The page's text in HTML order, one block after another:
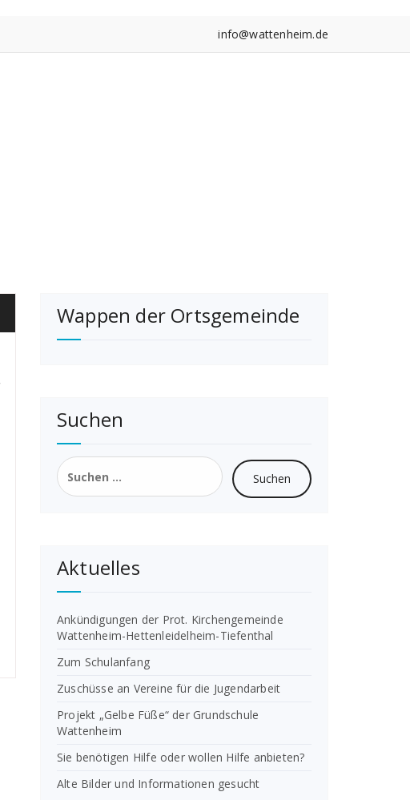
info@wattenheim.de
Wappen der Ortsgemeinde
Suchen
Suchen
nach:
Aktuelles
Ankündigungen der Prot. Kirchengemeinde
Wattenheim-Hettenleidelheim-Tiefenthal
Zum Schulanfang
Zuschüsse an Vereine für die Jugendarbeit
Projekt „Gelbe Füße“ der Grundschule
Wattenheim
Sie benötigen Hilfe oder wollen Hilfe anbieten?
Alte Bilder und Informationen gesucht